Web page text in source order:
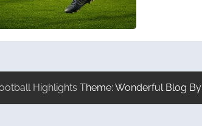
Highlights Theme: Wonderful Blog By